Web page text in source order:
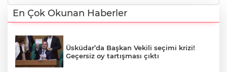
En Çok Okunan Haberler
Üsküdar’da Başkan Vekili seçimi krizi!
Geçersiz oy tartışması çıktı